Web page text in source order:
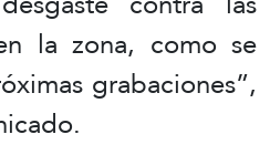
la zona, como se
grabaciones”,